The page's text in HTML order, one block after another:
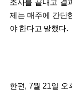
조사를 끝내고 결
제는 매주에 간단
야 한다고 말했다.
한편, 7월 21일 오